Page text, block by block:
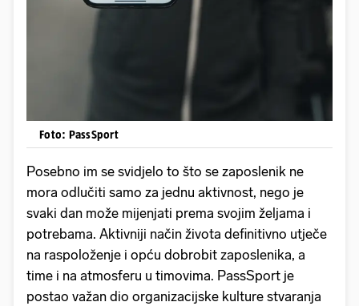
Foto: PassSport
Posebno im se svidjelo to što se zaposlenik ne
mora odlučiti samo za jednu aktivnost, nego je
svaki dan može mijenjati prema svojim željama i
potrebama. Aktivniji način života definitivno utječe
na raspoloženje i opću dobrobit zaposlenika, a
time i na atmosferu u timovima. PassSport je
postao važan dio organizacijske kulture stvaranja